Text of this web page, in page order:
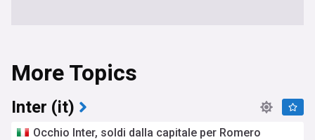
More Topics
Inter (it)
Occhio Inter, soldi dalla capitale per Romero